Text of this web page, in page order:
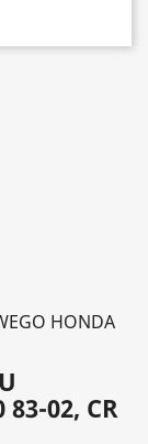
HONDA
83-02, CR